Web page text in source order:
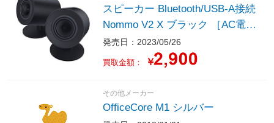
スピーカー Bluetooth/USB-A接続
Nommo V2 X ブラック ［AC電源
/2.0ch］
発売日：2023/05/26
買取金額： ￥
その他メーカー
OfficeCore M1 シルバー